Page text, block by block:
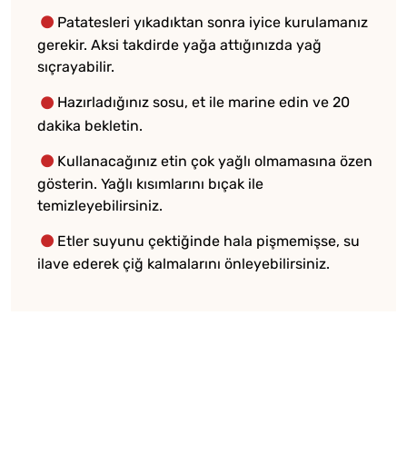
Patatesleri yıkadıktan sonra iyice kurulamanız
gerekir. Aksi takdirde yağa attığınızda yağ
sıçrayabilir.
Hazırladığınız sosu, et ile marine edin ve 20
dakika bekletin.
Kullanacağınız etin çok yağlı olmamasına özen
gösterin. Yağlı kısımlarını bıçak ile
temizleyebilirsiniz.
Etler suyunu çektiğinde hala pişmemişse, su
ilave ederek çiğ kalmalarını önleyebilirsiniz.